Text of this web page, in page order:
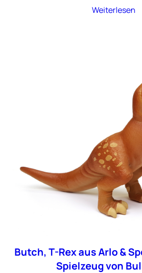
Weiterlesen
Butch, T-Rex aus Arlo &
Spielzeug von